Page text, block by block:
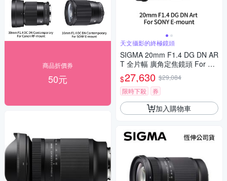
商品折價券
50元
天文攝影的終極鏡頭
SIGMA 20mm F1.4 DG DN AR
T 全片幅 廣角定焦鏡頭 For SO
NY E-mount (公司貨)
$27,630 $29,084
限時下殺
券
加入購物車